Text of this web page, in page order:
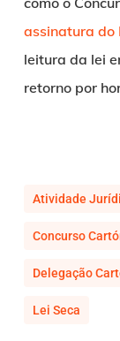
assinatura do
leitura da lei
retorno por
Atividade
Concurso
Delegação
Lei Seca